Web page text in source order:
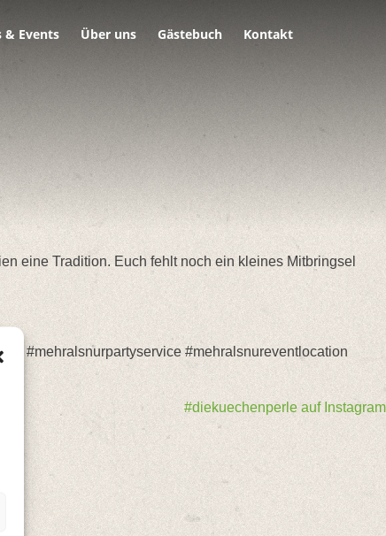
& Events Über uns Gästebuch Kontakt
eine Tradition. Euch fehlt noch ein kleines Mitbringsel
#mehralsnurpartyservice #mehralsnureventlocation
#diekuechenperle auf Instagram